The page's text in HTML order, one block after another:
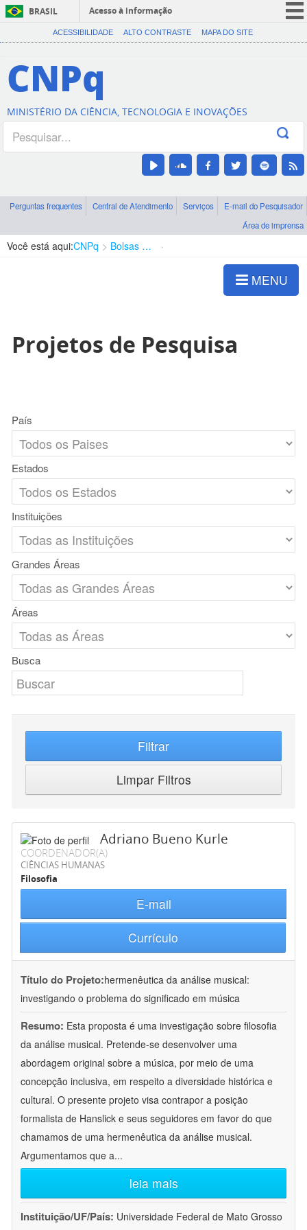
BRASIL
Acesso à informação
CORONAVÍRUS (COVID-19)
Canais
ACESSIBILIDADE ALTO CONTRASTE MAPA DO SITE
CNPq
MINISTÉRIO DA CIÊNCIA, TECNOLOGIA E INOVAÇÕES
Perguntas frequentes Central de Atendimento Serviços
E-mail do Pesquisador
Área de imprensa
Você está aqui:CNPq Bolsas e Auxílios Vigentes
MENU
Projetos de Pesquisa
País
Estados
Instituições
Grandes Áreas
Áreas
Busca
Filtrar
Limpar Filtros
Adriano Bueno Kurle
COORDENADOR(A)
CIÊNCIAS HUMANAS
Filosofia
E-mail
Currículo
Título do Projeto:hermenêutica da análise musical:
investigando o problema do significado em música
Resumo: Esta proposta é uma investigação sobre filosofia
da análise musical. Pretende-se desenvolver uma
abordagem original sobre a música, por meio de uma
concepção inclusiva, em respeito a diversidade histórica e
cultural. O presente projeto visa contrapor a posição
formalista de Hanslick e seus seguidores em favor do que
chamamos de uma hermenêutica da análise musical.
Argumentamos que a...
leia mais
Instituição/UF/País: Universidade Federal de Mato Grosso